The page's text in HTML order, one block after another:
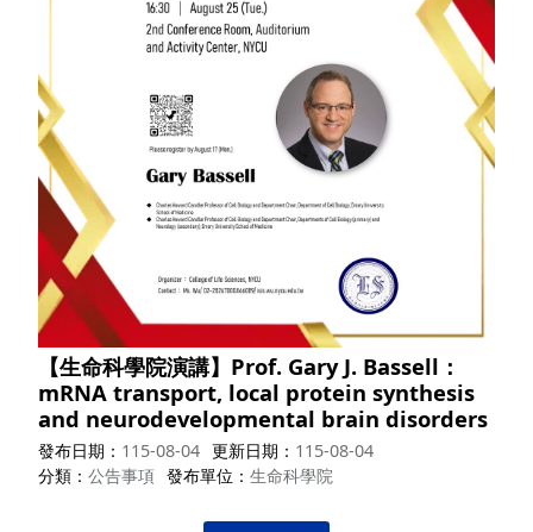
【生命科學院演講】Prof. Gary J. Bassell：
mRNA transport, local protein synthesis
and neurodevelopmental brain disorders
發布日期 115-08-04 更新日期
115-08-04
分類
公告事項 發布單位 生命科學院